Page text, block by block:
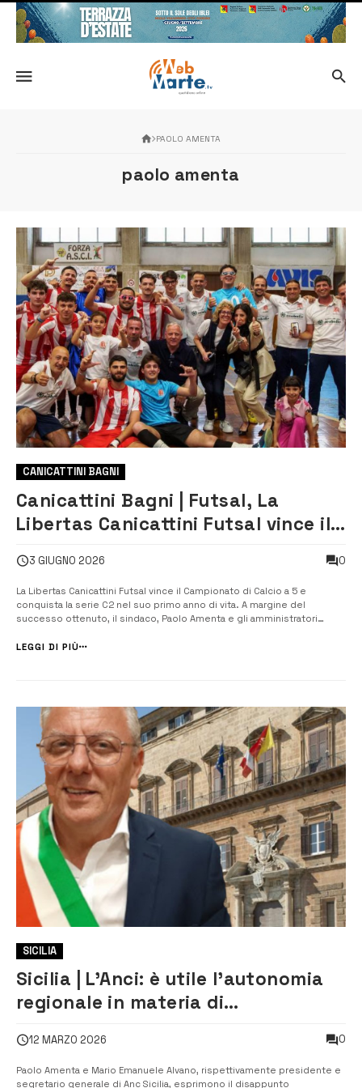
PAOLO AMENTA
paolo amenta
CANICATTINI BAGNI
Canicattini Bagni | Futsal, La
Libertas Canicattini Futsal vince il
la serie C2
3 GIUGNO 2026 0
La Libertas Canicattini Futsal vince il Campionato di Calcio a 5 e
conquista la serie C2 nel suo primo anno di vita. A margine del
successo ottenuto, il sindaco, Paolo Amenta e gli amministratori
promozione è arrivata sabato 30 maggio 2026 a conclusione della
LEGGI DI PIÙ
SICILIA
Sicilia | L’Anci: è utile l’autonomia
regionale in materia di
12 MARZO 2026 0
Paolo Amenta e Mario Emanuele Alvano, rispettivamente presidente e
segretario generale di Anc Sicilia, esprimono il disappunto